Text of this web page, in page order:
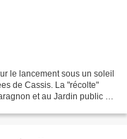
le lancement sous un soleil
de Cassis. La "récolte"
et au Jardin public du